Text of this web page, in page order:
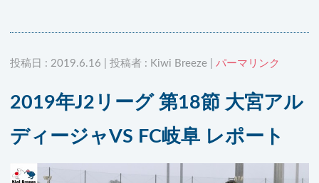
投稿日 : 2019.6.16 | 投稿者 : Kiwi Breeze | パーマリンク
2019年J2リーグ 第18節 大宮アル
ディージャVS FC岐阜 レポート